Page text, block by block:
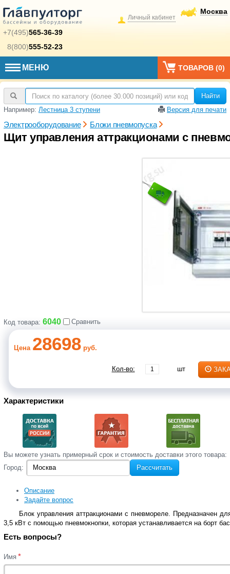
+7(495)565-36-39
8(800)555-52-23
Москва
Личный кабинет
МЕНЮ ТОВАРОВ (0)
Найти
Например: Лестница 3 ступени Версия для печати
Электрооборудование Блоки пневмопуска
Щит управления аттракционами с
Код товара: 6040 Сравнить
Цена 28698 руб.
Кол-во: шт
Характеристики
Вы‌ можете‌ узнать‌ примерный срок и стоимость‌ доставки этого товара:
Город:
Рассчитать
Описание
Задайте вопрос
Блок управления аттракционами с пневмореле. Предназначен
3,5 кВт с помощью пневмокнопки, которая устанавливается на борт
Есть вопросы?
Имя *